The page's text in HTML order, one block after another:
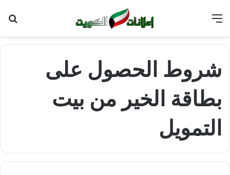
شروط الحصول على
بطاقة الخير من بيت
التمويل